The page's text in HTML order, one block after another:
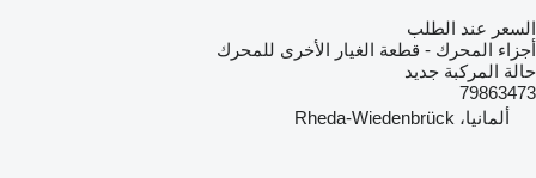
السعر عند الطلب
أجزاء المحرك - قطعة الغيار الأخرى للمحرك
حالة المركبة جديد
79863473
ألمانيا، Rheda-Wiedenbrück